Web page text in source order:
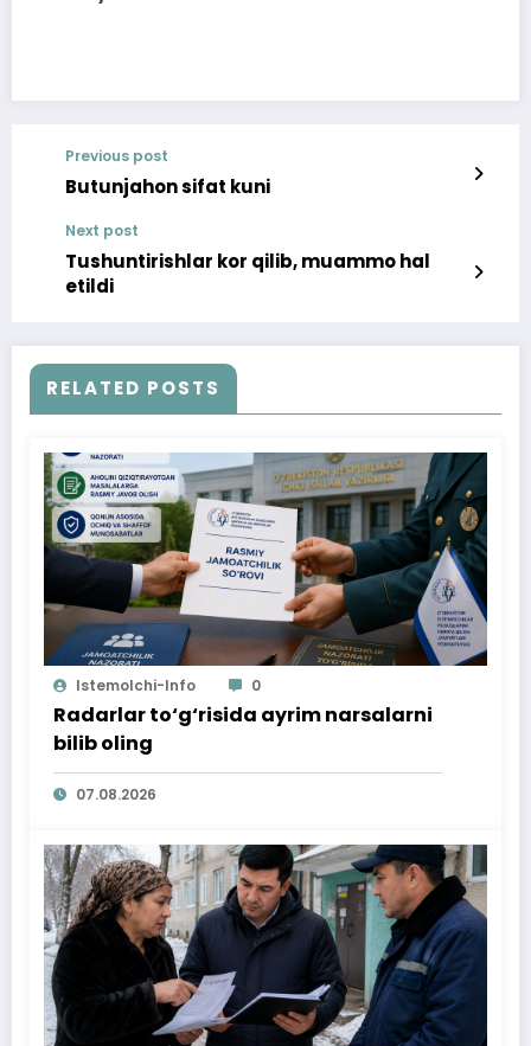
Previous post
Butunjahon sifat kuni
Next post
Tushuntirishlar kor qilib, muammo hal
etildi
RELATED POSTS
Istemolchi-Info 0
Radarlar to‘g‘risida ayrim narsalarni
bilib oling
07.08.2026